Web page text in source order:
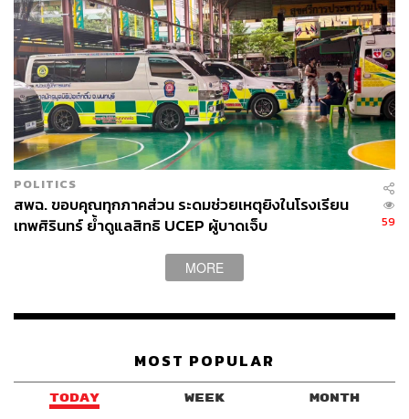
POLITICS
สพฉ. ขอบคุณทุกภาคส่วน ระดมช่วยเหตุยิงในโรงเรียน
เทพศิรินทร์ ย้ำดูแลสิทธิ UCEP ผู้บาดเจ็บ
59
MORE
MOST POPULAR
TODAY WEEK MONTH